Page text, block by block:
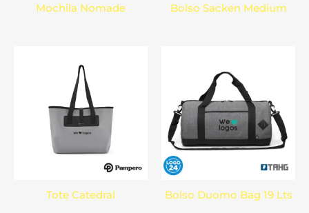
Mochila Nomade Bolso Sacken Medium
Tote Catedral Bolso Duomo Bag 19 Lts